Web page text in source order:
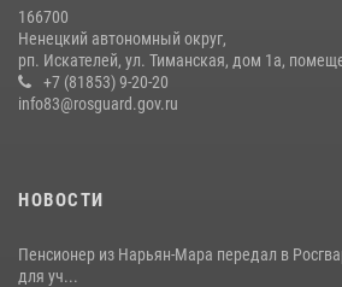
166700
Ненецкий автономный округ,
рп. Искателей, ул. Тиманская, дом 1а,
+7 (81853) 9-20-20
info83@rosguard.gov.ru
НОВОСТИ
Пенсионер из Нарьян-Мара передал в
для уч...